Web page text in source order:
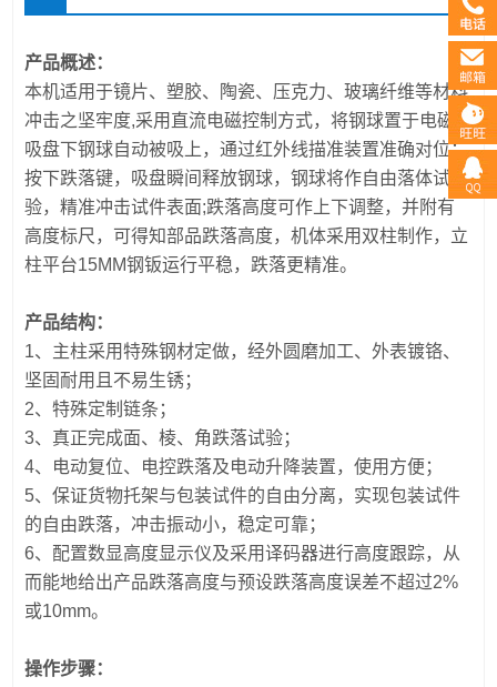
产品概述：
本机适用于镜片、塑胶、陶瓷、压克力、玻璃纤维等材料
冲击之坚牢度,采用直流电磁控制方式，将钢球置于电磁
吸盘下钢球自动被吸上，通过红外线描准装置准确对位；
按下跌落键，吸盘瞬间释放钢球，钢球将作自由落体试
验，精准冲击试件表面;跌落高度可作上下调整，并附有
高度标尺，可得知部品跌落高度，机体采用双柱制作，立
柱平台15MM钢钣运行平稳，跌落更精准。
产品结构：
1、主柱采用特殊钢材定做，经外圆磨加工、外表镀铬、
坚固耐用且不易生锈；
2、特殊定制链条；
3、真正完成面、棱、角跌落试验；
4、电动复位、电控跌落及电动升降装置，使用方便；
5、保证货物托架与包装试件的自由分离，实现包装试件
的自由跌落，冲击振动小，稳定可靠；
6、配置数显高度显示仪及采用译码器进行高度跟踪，从
而能地给出产品跌落高度与预设跌落高度误差不超过2%
或10mm。
操作步骤：